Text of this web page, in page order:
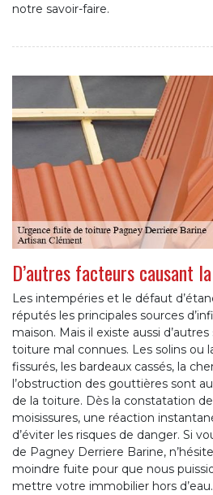
notre savoir-faire.
D’autres facteurs causant
Les intempéries et le défaut
réputés les principales sources
maison. Mais il existe aussi
toiture mal connues. Les solins ou
fissurés, les bardeaux cassés, la
l’obstruction des gouttières sont
de la toiture. Dès la constatation
moisissures, une réaction
d’éviter les risques de danger. Si
de Pagney Derriere Barine,
moindre fuite pour que nous
mettre votre immobilier hors d’eau.